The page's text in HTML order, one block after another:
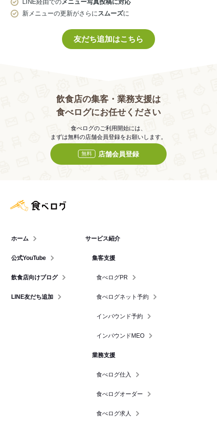
LINE経由でのメニュー写真投稿に対応
新メニューの更新がさらにスムーズに
友だち追加はこちら
飲食店の集客・業務支援は
食べログにお任せください
食べログのご利用開始には、
まずは無料の店舗会員登録をお願いします。
無料 店舗会員登録
ホーム
公式YouTube
飲食店向けブログ
LINE友だち追加
サービス紹介
集客支援
食べログPR
食べログネット予約
インバウンド予約
インバウンドMEO
業務支援
食べログ仕入
食べログオーダー
食べログ求人